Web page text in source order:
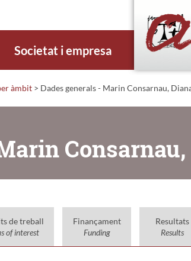
Societat i empresa
àmbit > Dades generals - Marin Consarnau,
de treball
of interest
Finançament
Funding
Resultats
Results